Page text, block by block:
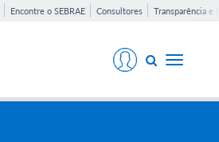
Encontre o SEBRAE Consultores Transparência e
Toggle